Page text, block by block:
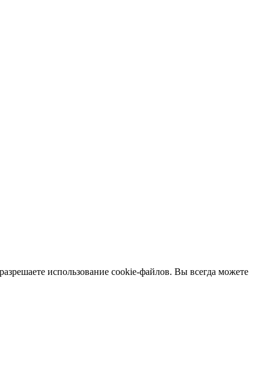
использование cookie-файлов. Вы всегда можете